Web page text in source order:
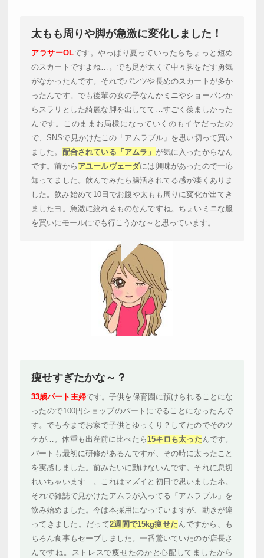
太もも周りや脚が急激に変化しました！
アラサーOLです。やっぱり夏っていったらちょっと短め
のスカートですよね…。でも足が太くて中々脚をだす勇気
がなかったんです。それでパンツや長めのスカートが多か
ったんです。でも後輩の女の子なんかミニやショーパンか
らスラリとした綺麗な脚を出してて…すごく羨ましかった
んです。このままお局様になっていくのもイヤだったの
で、SNSで見かけたこの「アムラブル」を思い切って買い
ました。 配合されている「アムラ」 が気に入ったからなん
です。前から アユールヴェーダには興味があったので一応
知ってました。飲んでみたら腸活されてる感が凄くありま
した。飲み始めて10日でお腹や太もも周りに変化が出てき
ましたヨ。急激に絞れるものなんですね。ちょいミニな服
を買いにモールにでも行こうかな～と思っています。
痩せすぎたかな～？
33歳パート主婦です。子供を保育園に預けられることにな
ったので100円ショップのパートにでることになったんで
す。でも今までお家で子供とゆっくり？してたのでそのツ
ケが…。体重も出産前に比べたら 15キロも太った んです。
パートも最初に研修があるんですが、その時に太ったこと
を実感しました。前みたいに動けないんです。それに息切
れいちゃいます…。これはマズイと初日で思いましたネ。
それで雑誌で見かけたアムラが入ってる「アムラブル」を
飲み始めました。今は本採用になっていますが、動きが違
ってきました。だって2週間で15kg痩せた んですから、も
ちろん食事もセーブしました。一番驚いていたのが店長さ
んですね。ストレスで痩せたのかと心配してましたから